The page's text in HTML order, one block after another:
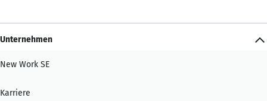
Unternehmen
New Work SE
Karriere